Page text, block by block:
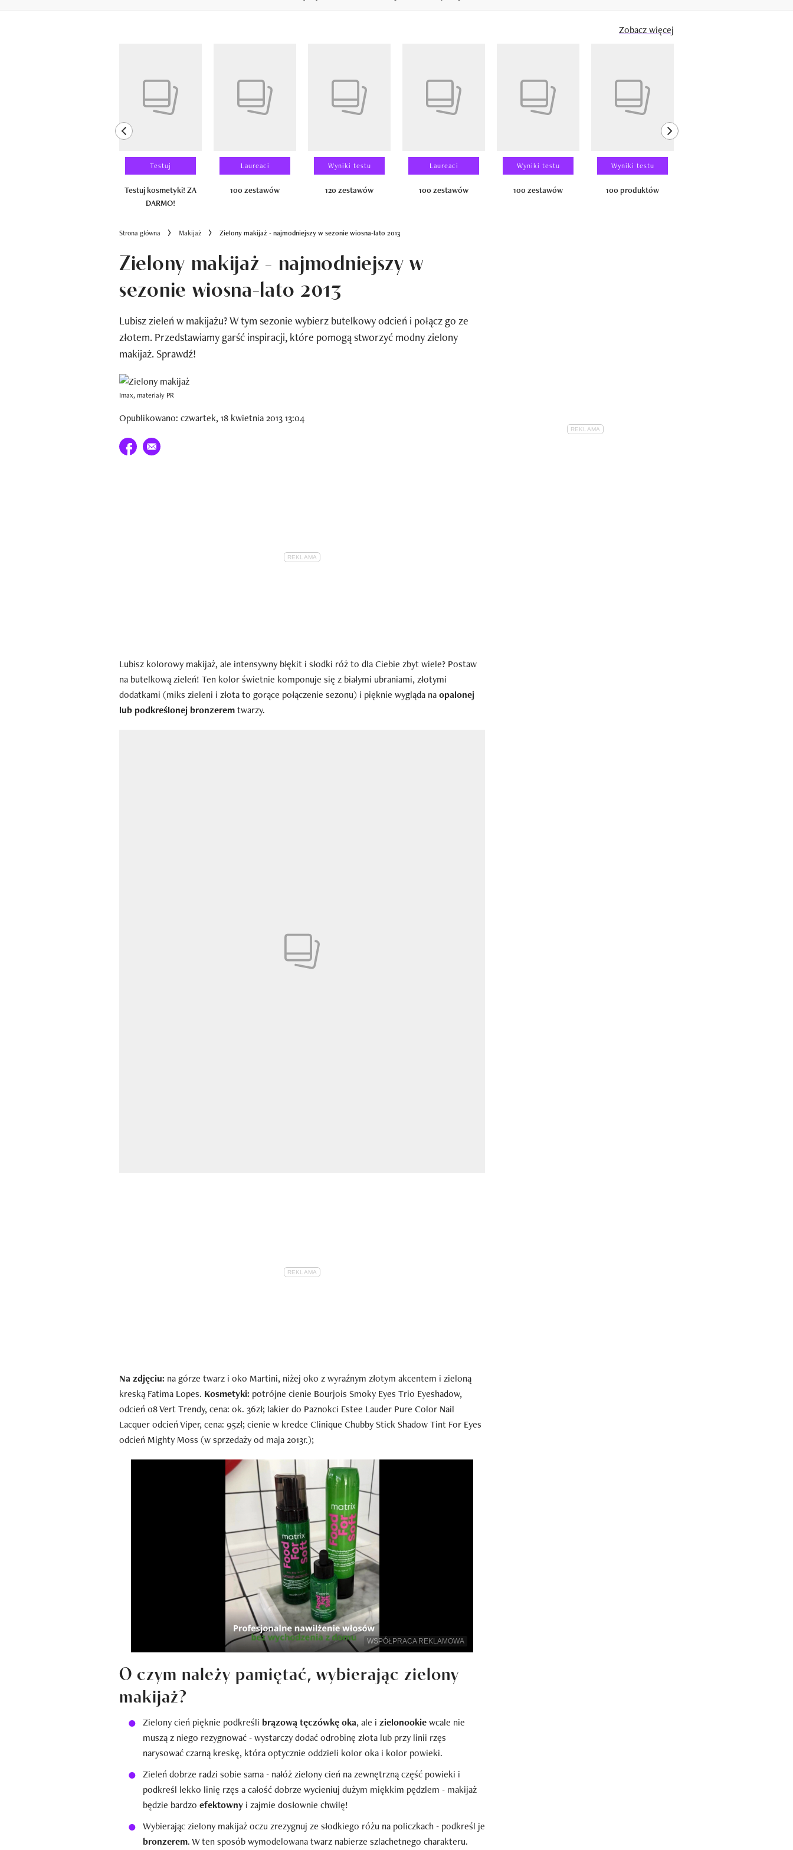
Zobacz więcej
previous element
Testuj
Testuj kosmetyki! ZA
DARMO!
Laureaci
100 zestawów
Wyniki testu
120 zestawów
Laureaci
100 zestawów
Wyniki testu
100 zestawów
Wyniki testu
100 produktów
next element
Strona główna Makijaż Zielony makijaż - najmodniejszy w sezonie wiosna-lato 2013
Zielony makijaż - najmodniejszy w
sezonie wiosna-lato 2013
Lubisz zieleń w makijażu? W tym sezonie wybierz butelkowy odcień i połącz go ze
złotem. Przedstawiamy garść inspiracji, które pomogą stworzyć modny zielony
makijaż. Sprawdź!
Imax, materiały PR
Opublikowano: czwartek, 18 kwietnia 2013 13:04
Udostępnij na facebook
E-mail do przyjaciela
Lubisz kolorowy makijaż, ale intensywny błękit i słodki róż to dla Ciebie zbyt wiele? Postaw
na butelkową zieleń! Ten kolor świetnie komponuje się z białymi ubraniami, złotymi
dodatkami (miks zieleni i złota to gorące połączenie sezonu) i pięknie wygląda naopalonej
lub podkreślonej bronzeremtwarzy.
Na zdjęciu: na górze twarz i oko Martini, niżej oko z wyraźnym złotym akcentem i zieloną
kreską Fatima Lopes. Kosmetyki: potrójne cienie Bourjois Smoky Eyes Trio Eyeshadow,
odcień 08 Vert Trendy, cena: ok. 36zł; lakier do Paznokci Estee Lauder Pure Color Nail
Lacquer odcień Viper, cena: 95zł; cienie w kredce Clinique Chubby Stick Shadow Tint For Eyes
odcień Mighty Moss (w sprzedaży od maja 2013r.);
WSPÓŁPRACA REKLAMOWA
O czym należy pamiętać, wybierając zielony
makijaż?
Zielony cień pięknie podkreśli brązową tęczówkę oka, ale i zielonookiewcale nie
muszą z niego rezygnować - wystarczy dodać odrobinę złota lub przy linii rzęs
narysować czarną kreskę, która optycznie oddzieli kolor oka i kolor powieki.
Zieleń dobrze radzi sobie sama - nałóż zielony cień na zewnętrzną część powieki i
podkreśl lekko linię rzęs a całość dobrze wycieniuj dużym miękkim pędzlem - makijaż
będzie bardzo efektowny i zajmie dosłownie chwilę!
Wybierając zielony makijaż oczu zrezygnuj ze słodkiego różu na policzkach - podkreśl je
bronzerem. W ten sposób wymodelowana twarz nabierze szlachetnego charakteru.